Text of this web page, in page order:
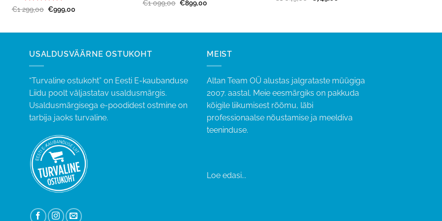
Hinnanguga
€1 299,00 Algne
hind
€999,00
€1 099,00 Algne
hind
€899,00
USALDUSVÄÄRNE OSTUKOHT
“Turvaline ostukoht” on Eesti E-kaubanduse
Liidu poolt väljastatav usaldusmärgis.
Usaldusmärgisega e-poodidest ostmine on
tarbija jaoks turvaline.
MEIST
Altan Team OÜ alustas jalgrataste müügiga
2007. aastal. Meie eesmärgiks on pakkuda
kõigile liikumisest rõõmu, läbi
professionaalse nõustamise ja meeldiva
teeninduse.
Loe edasi...